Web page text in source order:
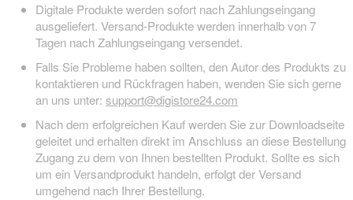
Digitale Produkte werden sofort nach Zahlungseingang
ausgeliefert. Versand-Produkte werden innerhalb von 7
Tagen nach Zahlungseingang versendet.
Falls Sie Probleme haben sollten, den Autor des Produkts zu
kontaktieren und Rückfragen haben, wenden Sie sich gerne
an uns unter: support@digistore24.com
Nach dem erfolgreichen Kauf werden Sie zur Downloadseite
geleitet und erhalten direkt im Anschluss an diese Bestellung
Zugang zu dem von Ihnen bestellten Produkt. Sollte es sich
um ein Versandprodukt handeln, erfolgt der Versand
umgehend nach Ihrer Bestellung.